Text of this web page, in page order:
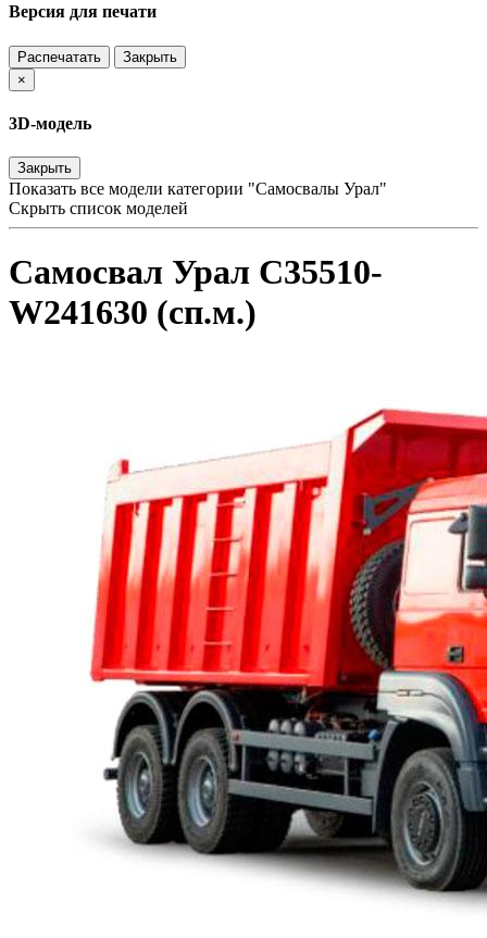
Версия для печати
Распечатать
Закрыть
×
3D-модель
Закрыть
Показать все модели категории "Самосвалы Урал"
Скрыть список моделей
Самосвал Урал С35510-
W241630 (сп.м.)